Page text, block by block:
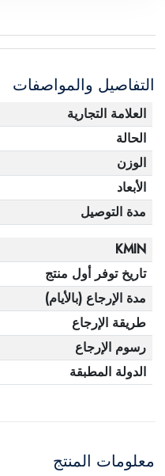
التفاصيل والمواصفات
العلامة التجارية
الحالة
الوزن
الأبعاد
مدة التوصيل
KMIN
تاريخ توفر أول منتج
مدة الإرجاع (بالأيام)
طريقة الإرجاع
رسوم الإرجاع
الدولة المطبقة
معلومات المنتج